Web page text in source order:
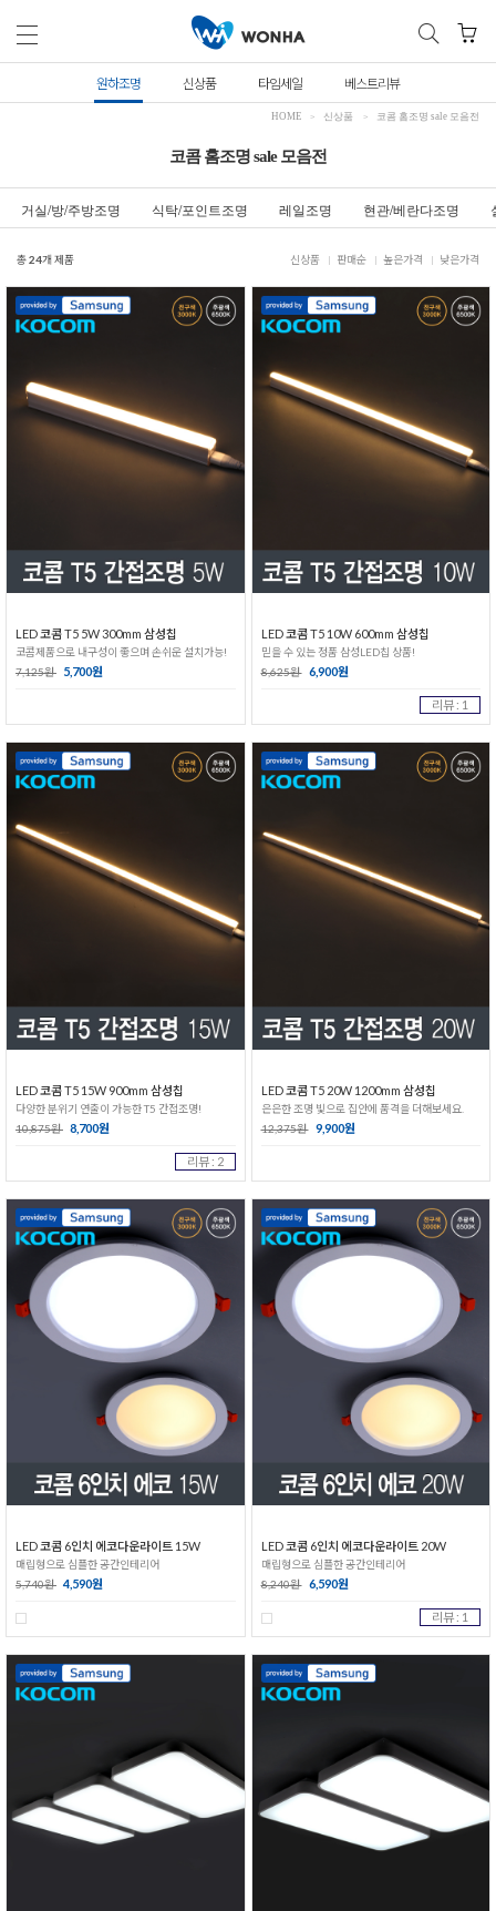
원하조명 신상품 타임세일 베스트리뷰
HOME 신상품 코콤 홈조명 sale 모음전
코콤 홈조명 sale 모음전
거실/방/주방조명 식탁/포인트조명 레일조명 현관/베란다조명
총24개 제품 신상품 판매순 높은가격 낮은가격
LED 코콤 T5 5W 300mm 삼성칩
코콤제품으로 내구성이 좋으며 손쉬운 설치가능!
7,125원 5,700원
LED 코콤 T5 10W 600mm 삼성칩
믿을 수 있는 정품 삼성LED칩 상품!
8,625원 6,900원
리뷰 : 1
LED 코콤 T5 15W 900mm 삼성칩
다양한 분위기 연출이 가능한 T5 간접조명!
10,875원 8,700원
리뷰 : 2
LED 코콤 T5 20W 1200mm 삼성칩
은은한 조명 빛으로 집안에 품격을 더해보세요.
12,375원 9,900원
LED 코콤 6인치 에코다운라이트 15W
매립형으로 심플한 공간인테리어
5,740원 4,590원
LED 코콤 6인치 에코다운라이트 20W
매립형으로 심플한 공간인테리어
8,240원 6,590원
리뷰 : 1